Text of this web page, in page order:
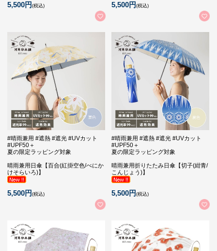
5,500円(税込) 5,500円(税込)
#晴雨兼用 #遮熱 #遮光 #UVカット
#UPF50＋
夏の限定ラッピング対象
晴雨兼用日傘【百合(紅掛空色/べにか
けそらいろ)】
5,500円(税込)
#晴雨兼用 #遮熱 #遮光 #UVカット
#UPF50＋
夏の限定ラッピング対象
晴雨兼用折りたたみ日傘【切子(紺青/
こんじょう)】
5,500円(税込)